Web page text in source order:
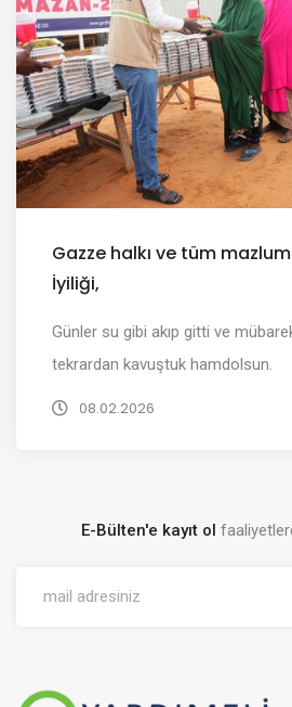
Gazze halkı ve tüm
İyiliği,
Günler su gibi akıp gitti ve
tekrardan kavuştuk hamdolsun.
08.02.2026
E-Bülten'e kayıt ol